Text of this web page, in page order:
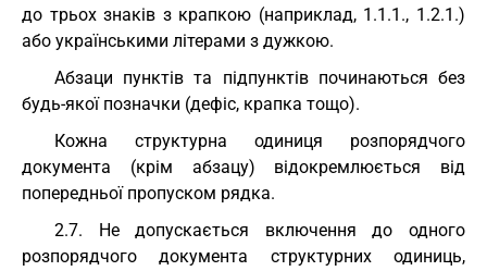
до трьох знаків з крапкою (наприклад, 1.1.1., 1.2.1.)
або українськими літерами з дужкою.
Абзаци пунктів та підпунктів починаються без
будь-якої позначки (дефіс, крапка тощо).
Кожна структурна одиниця розпорядчого
документа (крім абзацу) відокремлюється від
попередньої пропуском рядка.
2.7. Не допускається включення до одного
розпорядчого документа структурних одиниць,